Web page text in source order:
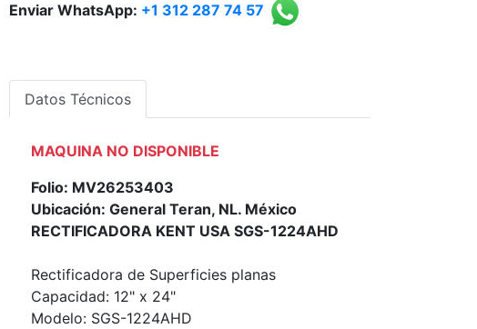
Enviar WhatsApp: +1 312 287 74 57
Datos Técnicos
MAQUINA NO DISPONIBLE
Folio: MV26253403
Ubicación: General Teran, NL. México
RECTIFICADORA KENT USA SGS-1224AHD
Rectificadora de Superficies planas
Capacidad: 12" x 24"
Modelo: SGS-1224AHD